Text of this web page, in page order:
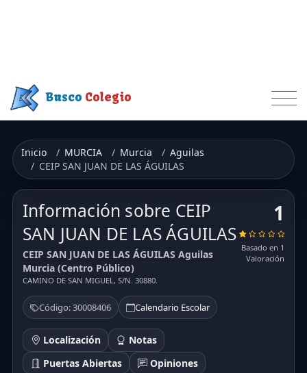
Busco Colegio
Inicio MURCIA Murcia
Aguilas
CEIP SAN JUAN DE LAS ÁGUILAS
Información sobre CEIP
SAN JUAN DE LAS ÁGUILAS
CEIP SAN JUAN DE LAS ÁGUILAS Aguilas
Murcia (Centro Público)
CAMINO DE SAN MIGUEL, S/N. 30880.
Código: 30008406 Calendario Escolar
Localización
Notas
Puertas Abiertas
Opiniones
1
Basado en 1
Valoración